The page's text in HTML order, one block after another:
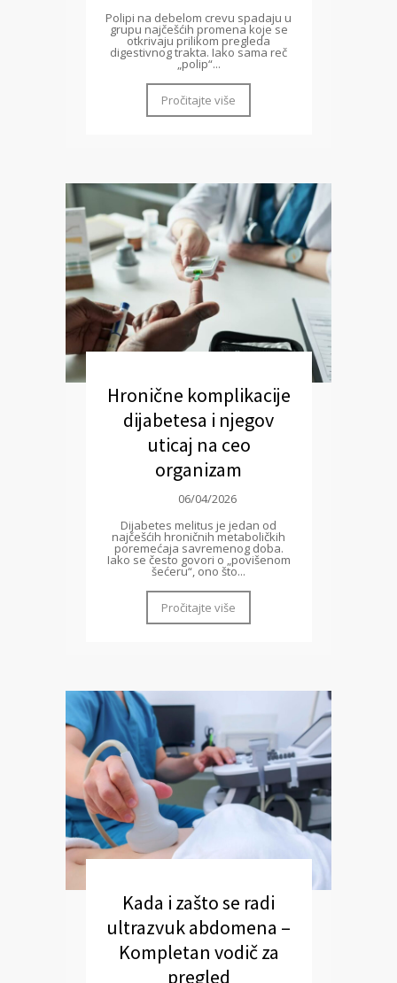
Polipi na debelom crevu spadaju u
grupu najčešćih promena koje se
otkrivaju prilikom pregleda
digestivnog trakta. Iako sama reč
„polip“...
Pročitajte više
Hronične komplikacije
dijabetesa i njegov
uticaj na ceo
organizam
06/04/2026
Dijabetes melitus je jedan od
najčešćih hroničnih metaboličkih
poremećaja savremenog doba.
Iako se često govori o „povišenom
šećeru“, ono što...
Pročitajte više
Kada i zašto se radi
ultrazvuk abdomena –
Kompletan vodič za
pregled